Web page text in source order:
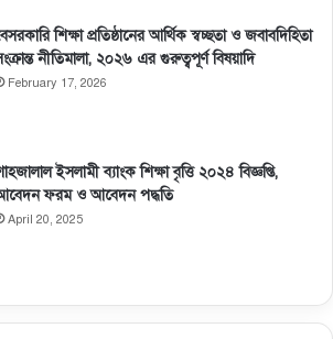
শিক্ষা প্রতিষ্ঠানের আর্থিক স্বচ্ছতা ও জবাবদিহিতা
নীতিমালা, ২০২৬ এর গুরুত্বপূর্ণ বিষয়াদি
February 17, 2026
ইসলামী ব্যাংক শিক্ষা বৃত্তি ২০২৪ বিজ্ঞপ্তি,
ফরম ও আবেদন পদ্ধতি
April 20, 2025